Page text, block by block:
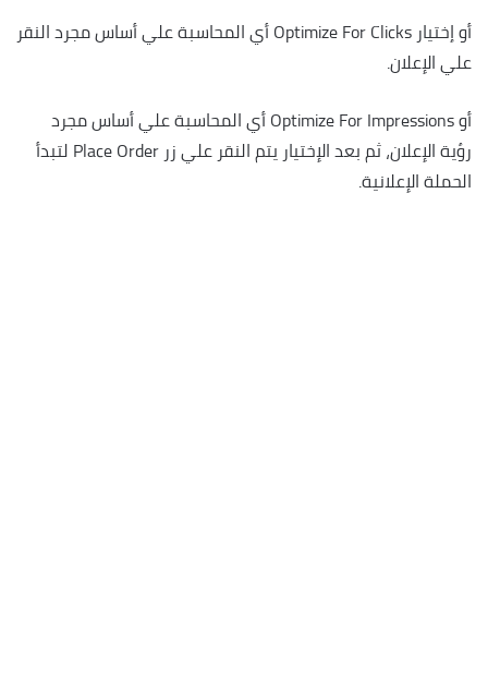
أو إختيار Optimize For Clicks أي المحاسبة علي أساس مجرد النقر
علي الإعلان.
أو Optimize For Impressions أي المحاسبة علي أساس مجرد
رؤية الإعلان، ثم بعد الإختيار يتم النقر علي زر Place Order لتبدأ
الحملة الإعلانية.